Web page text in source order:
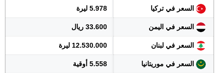
السعر في تركيا 5.978 ليرة
السعر في اليمن 33.600 ريال
السعر في لبنان 12.530.000 ليرة
السعر في موريتانيا 5.558 أوقية